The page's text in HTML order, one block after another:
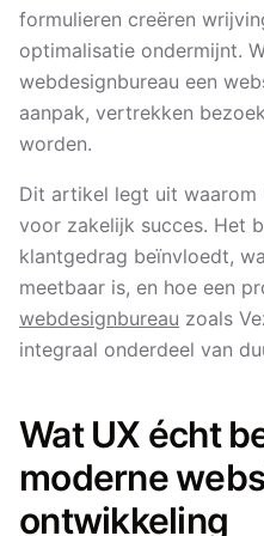
formulieren creëren
optimalisatie ondermijnt.
webdesignbureau een
aanpak, vertrekken
worden.
Dit artikel legt uit waarom
voor zakelijk succes. Het
klantgedrag beïnvloedt,
meetbaar is, en hoe een
webdesignbureau zoals
integraal onderdeel van
Wat UX écht
moderne
ontwikkeling